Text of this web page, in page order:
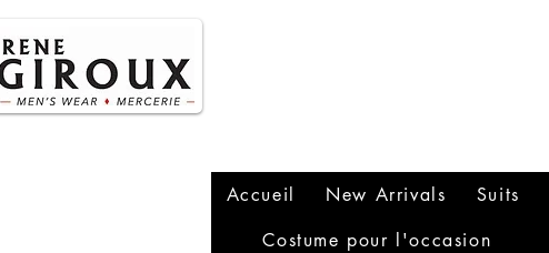
Accueil New Arrivals Suits
Costume pour l'occasion